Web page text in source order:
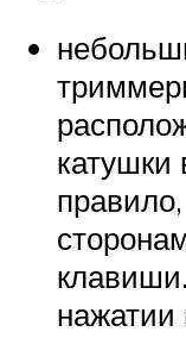
катушки
нажатии